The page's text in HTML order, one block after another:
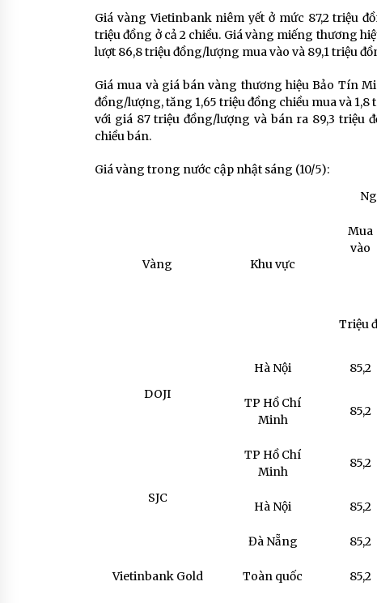
Giá vàng Vietinbank niêm yết ở mức 87,2 triệu
triệu đồng ở cả 2 chiều. Giá vàng miếng thương
lượt 86,8 triệu đồng/lượng mua vào và 89,1 triệu
Giá mua và giá bán vàng thương hiệu Bảo Tín
đồng/lượng, tăng 1,65 triệu đồng chiều mua và
với giá 87 triệu đồng/lượng và bán ra 89,3 triệu
chiều bán.
Giá vàng trong nước cập nhật sáng (10/5):
Vàng Khu vực
Mua
vào
Triệu
DOJI
Hà Nội 85,2
TP Hồ Chí
Minh
85,2
SJC
TP Hồ Chí
Minh
85,2
Hà Nội 85,2
Đà Nẵng 85,2
Vietinbank Gold Toàn quốc 85,2